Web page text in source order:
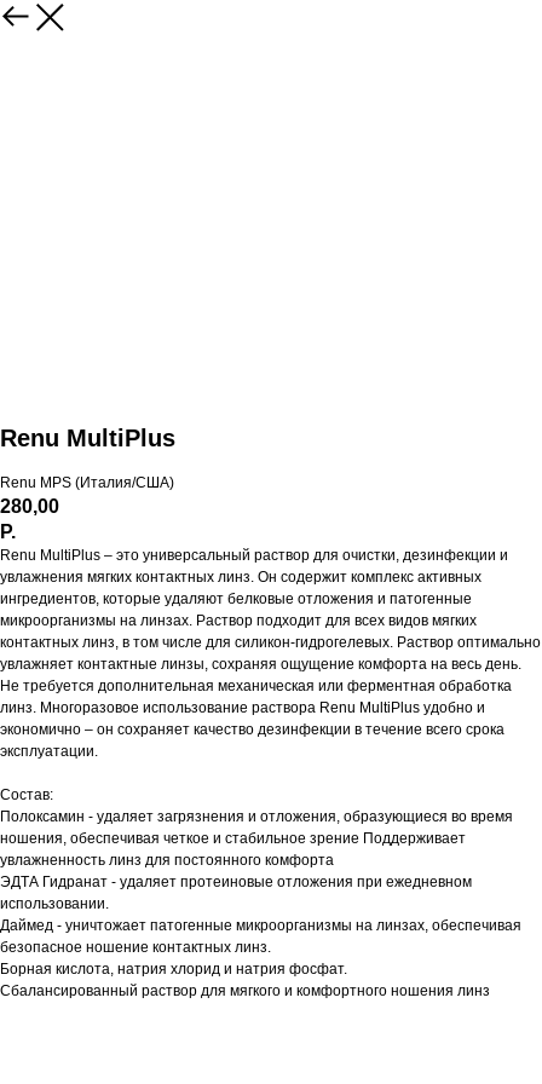
Renu MultiPlus
Renu MPS (Италия/США)
280,00
Р.
Renu MultiPlus – это универсальный раствор для очистки, дезинфекции и
увлажнения мягких контактных линз. Он содержит комплекс активных
ингредиентов, которые удаляют белковые отложения и патогенные
микроорганизмы на линзах. Раствор подходит для всех видов мягких
контактных линз, в том числе для силикон-гидрогелевых. Раствор оптимально
увлажняет контактные линзы, сохраняя ощущение комфорта на весь день.
Не требуется дополнительная механическая или ферментная обработка
линз. Многоразовое использование раствора Renu MultiPlus удобно и
экономично – он сохраняет качество дезинфекции в течение всего срока
эксплуатации.
Состав:
Полоксамин - удаляет загрязнения и отложения, образующиеся во время
ношения, обеспечивая четкое и стабильное зрение Поддерживает
увлажненность линз для постоянного комфорта
ЭДТА Гидранат - удаляет протеиновые отложения при ежедневном
использовании.
Даймед - уничтожает патогенные микроорганизмы на линзах, обеспечивая
безопасное ношение контактных линз.
Борная кислота, натрия хлорид и натрия фосфат.
Сбалансированный раствор для мягкого и комфортного ношения линз